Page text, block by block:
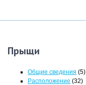
Прыщи
Общие сведения (5)
Расположение (32)